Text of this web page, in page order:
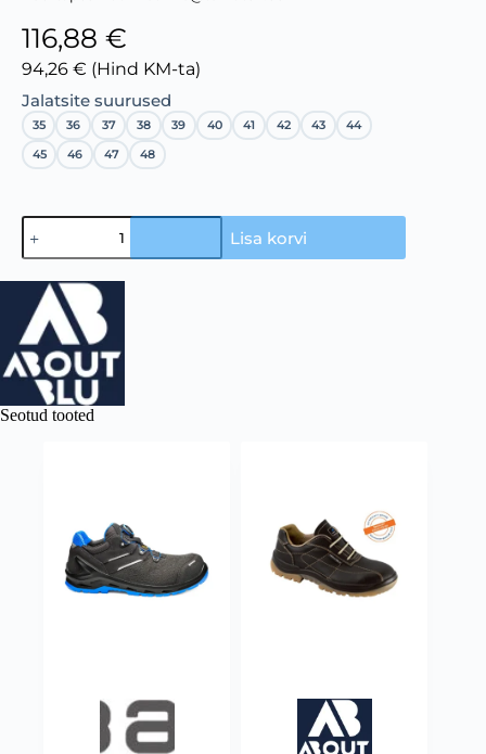
116,88 €
94,26 € (Hind KM-ta)
Jalatsite suurused
35 36 37 38 39 40 41 42 43 44
45 46 47 48
Lisa korvi
Seotud tooted